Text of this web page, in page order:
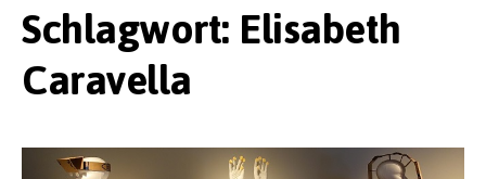
Schlagwort: Elisabeth
Caravella